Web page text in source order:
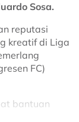
Sosa.
reputasi
kreatif di Liga
FC)
bantuan
import